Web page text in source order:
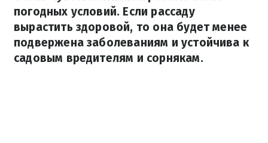
погодных условий. Если рассаду
вырастить здоровой, то она будет менее
подвержена заболеваниям и устойчива к
садовым вредителям и сорнякам.